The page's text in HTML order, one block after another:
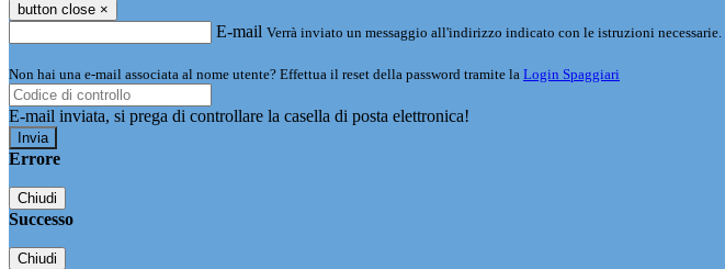
button close ×
E-mail Verrà inviato un messaggio all'indirizzo indicato con le istruzioni necessarie.
Non hai una e-mail associata al nome utente? Effettua il reset della password tramite la Login Spaggiari
E-mail inviata, si prega di controllare la casella di posta elettronica!
Errore
Chiudi
Successo
Chiudi